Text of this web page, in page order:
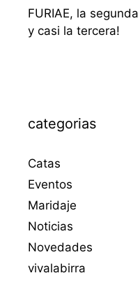
FURIAE, la
y casi la tercera!
categorias
Catas
Eventos
Maridaje
Noticias
Novedades
vivalabirra